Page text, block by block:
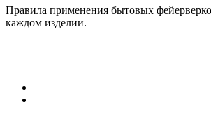
Правила применения бытовых
каждом изделии.